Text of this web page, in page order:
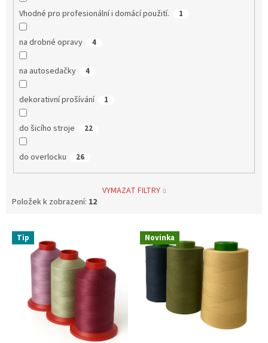
Vhodné pro profesionální i domácí použití. 1
na drobné opravy 4
na autosedačky 4
dekorativní prošívání 1
do šicího stroje 22
do overlocku 26
VYMAZAT FILTRY
Položek k zobrazení: 12
Tip Novinka